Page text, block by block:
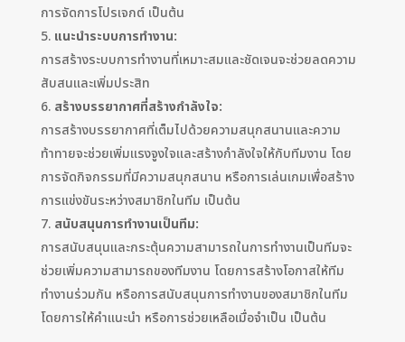
การจัดการโปรเจกต์ เป็นต้น
แนะนำระบบการทำงาน:
การสร้างระบบการทำงานที่เหมาะสมและชัดเจนจะช่วยลดความ
สับสนและเพิ่มประสิท
สร้างบรรยากาศที่สร้างกำลังใจ:
การสร้างบรรยากาศที่เต็มไปด้วยความสนุกสนานและความ
ท้าทายจะช่วยเพิ่มแรงจูงใจและสร้างกำลังใจให้กับทีมงาน โดย
การจัดกิจกรรมที่มีความสนุกสนาน หรือการเล่นเกมเพื่อสร้าง
การแข่งขันระหว่างสมาชิกในทีม เป็นต้น
สนับสนุนการทำงานเป็นทีม:
การสนับสนุนและกระตุ้นความสามารถในการทำงานเป็นทีมจะ
ช่วยเพิ่มความสามารถของทีมงาน โดยการสร้างโอกาสให้ทีม
ทำงานร่วมกัน หรือการสนับสนุนการทำงานของสมาชิกในทีม
โดยการให้คำแนะนำ หรือการช่วยเหลือเมื่อจำเป็น เป็นต้น